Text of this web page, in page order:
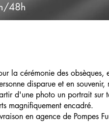
48h
la cérémonie des obsèques,
disparue et en souvenir,
d'une photo un portrait sur
magnifiquement encadré.
en agence de Pompes